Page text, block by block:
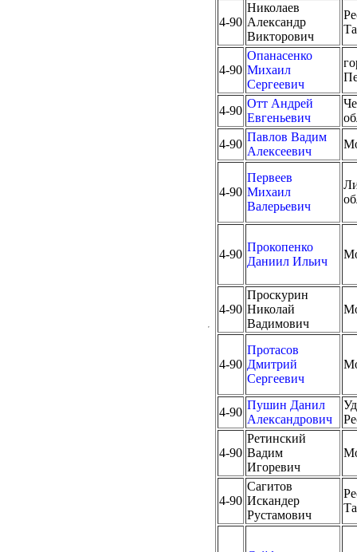
4-90
Николаев
Александр
Викторович
4-90
Опанасенко
Михаил
Сергеевич
4-90
Отт Андрей
Евгеньевич
4-90
Павлов Вадим
Алексеевич
4-90
Первеев
Михаил
Валерьевич
4-90
Прокопенко
Даниил Ильич
4-90
Проскурин
Николай
Вадимович
4-90
Протасов
Дмитрий
Сергеевич
4-90
Пушин Данил
Александрович
4-90
Ретинский
Вадим
Игоревич
4-90
Сагитов
Искандер
Рустамович